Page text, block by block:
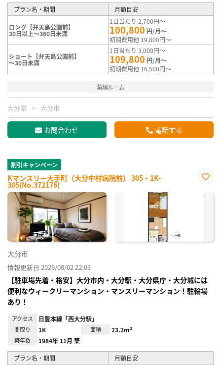
プラン名・期間 月額目安
ロング【弁天島公園前】
30日以上～360日未満
1日当たり 2,700円～
100,800 円/月～
初期費用他 19,800円～
ショート【弁天島公園前】
～30日未満
1日当たり 3,000円～
109,800 円/月～
初期費用他 16,500円～
禁煙ルーム
大分県 大分市
お問合わせ 電話する
割引キャンペーン
Kマンスリー大手町（大分中村病院前） 305・1K-
305(No.372176)
に入
大分市
情報更新日 2026/08/02 22:03
【駐車場先着・格安】大分市内・大分駅・大分県庁・大分城には
便利なウィークリーマンション・マンスリーマンション！駐輪場
あり！
アクセス 日豊本線「西大分駅」
間取り 1K 面積 23.2m²
築年数 1984年 11月 築
プラン名・期間
月額目安